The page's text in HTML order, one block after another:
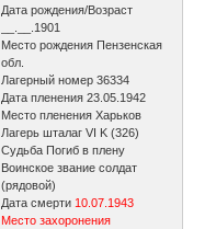
Дата рождения/Возраст
__.__.1901
Место рождения Пензенская
обл.
Лагерный номер 36334
Дата пленения 23.05.1942
Место пленения Харьков
Лагерь шталаг VI K (326)
Судьба Погиб в плену
Воинское звание солдат
(рядовой)
Дата смерти 10.07.1943
Место захоронения